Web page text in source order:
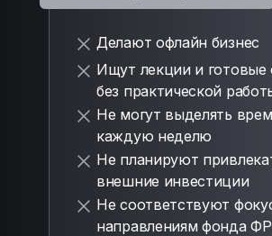
Делают офлайн бизнес
Ищут лекции и готовые
без практической
Не могут выделять
каждую неделю
Не планируют
внешние инвестиции
Не соответствуют
направлениям фонда